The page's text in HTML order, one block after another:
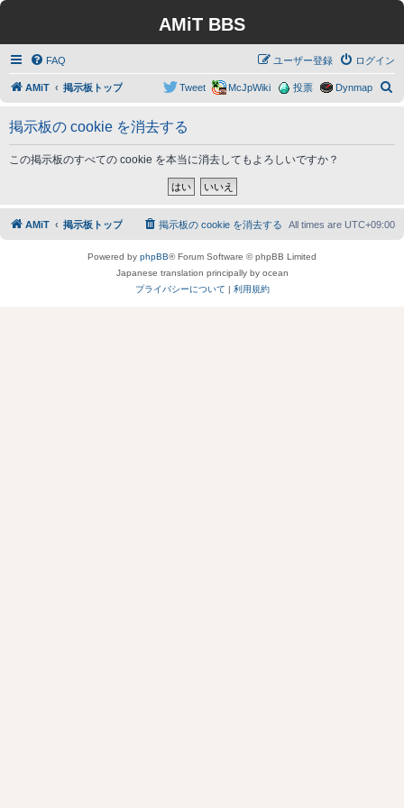
AMiT BBS
FAQ ログイン
ユーザー登録
AMiT 掲示板トップ Dynmap
投票
McJpWiki
Tweet
掲示板の cookie を消去する
この掲示板のすべての cookie を本当に消去してもよろしいですか？
AMiT 掲示板トップ All times are UTC+09:00
掲示板の cookie を消去する
Powered by phpBB® Forum Software © phpBB Limited
Japanese translation principally by ocean
プライバシーについて | 利用規約